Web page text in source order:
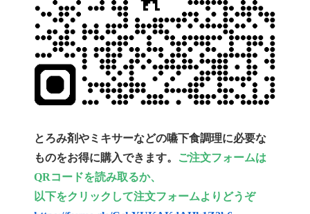
とろみ剤やミキサーなどの嚥下食調理に必要な
ものをお得に購入できます。
ご注文フォームは
QRコードを読み取るか、
以下をクリックして注文フォームよりどうぞ